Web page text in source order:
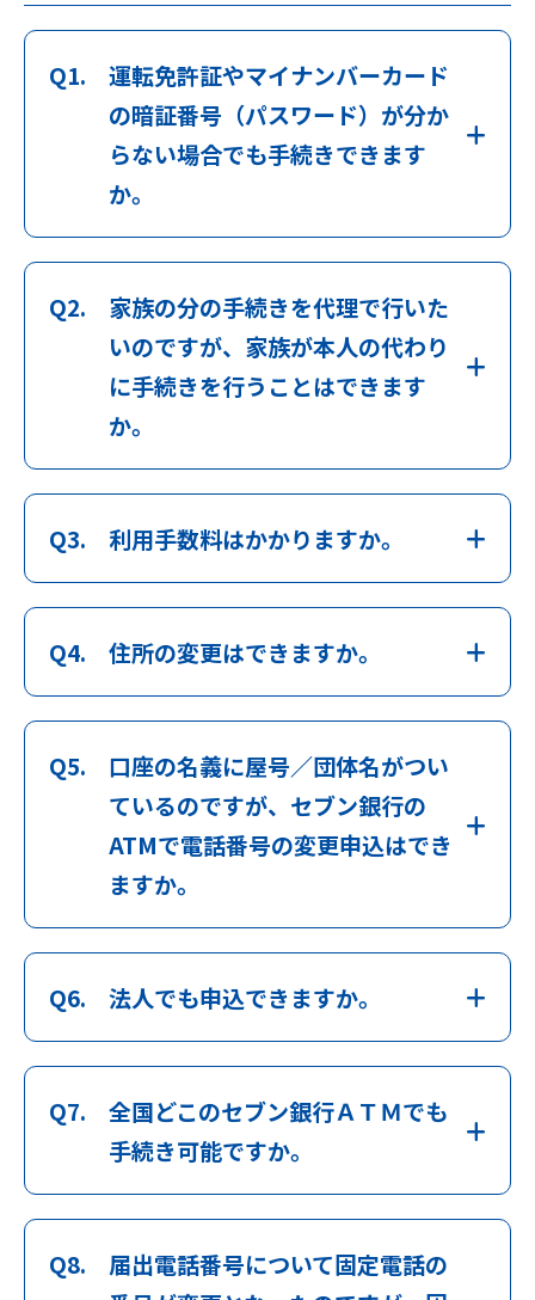
Q1.
運転免許証やマイナンバーカード
の暗証番号（パスワード）が分か
らない場合でも手続きできます
か。
Q2.
家族の分の手続きを代理で行いた
いのですが、家族が本人の代わり
に手続きを行うことはできます
か。
Q3. 利用手数料はかかりますか。
Q4. 住所の変更はできますか。
Q5.
口座の名義に屋号／団体名がつい
ているのですが、セブン銀行の
ATMで電話番号の変更申込はでき
ますか。
Q6. 法人でも申込できますか。
Q7.
全国どこのセブン銀行ＡＴＭでも
手続き可能ですか。
Q8.
届出電話番号について固定電話の